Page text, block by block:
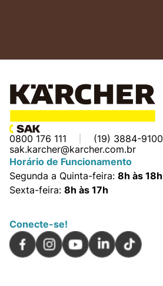
0800 176 111
(19) 3884-9100
sak.karcher@karcher.com.br
Horário de Funcionamento
Segunda a Quinta-feira: 8h às 18h
Sexta-feira: 8h às 17h
Conecte-se!